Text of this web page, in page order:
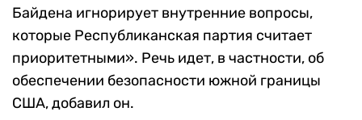
Байдена игнорирует внутренние вопросы,
которые Республиканская партия считает
приоритетными». Речь идет, в частности, об
обеспечении безопасности южной границы
США, добавил он.